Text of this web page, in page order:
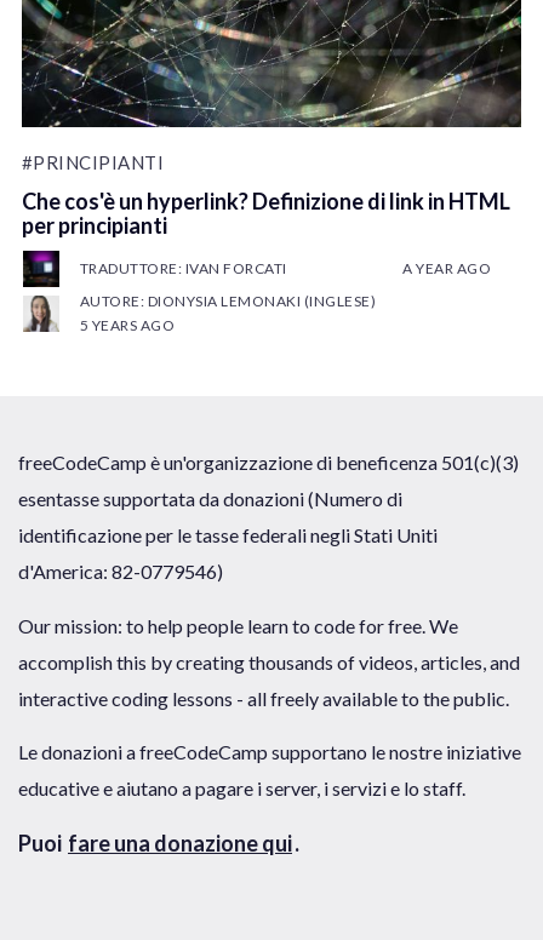
#PRINCIPIANTI
Che cos'è un hyperlink? Definizione di link in HTML
per principianti
TRADUTTORE: IVAN FORCATI
A YEAR AGO
AUTORE: DIONYSIA LEMONAKI (INGLESE)
5 YEARS AGO
freeCodeCamp è un'organizzazione di beneficenza 501(c)(3)
esentasse supportata da donazioni (Numero di
identificazione per le tasse federali negli Stati Uniti
d'America: 82-0779546)
Our mission: to help people learn to code for free. We
accomplish this by creating thousands of videos, articles, and
interactive coding lessons - all freely available to the public.
Le donazioni a freeCodeCamp supportano le nostre iniziative
educative e aiutano a pagare i server, i servizi e lo staff.
Puoi fare una donazione qui.